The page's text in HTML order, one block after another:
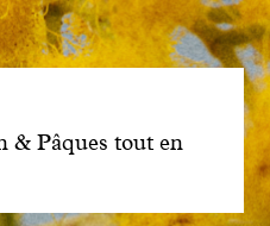
& Pâques tout en